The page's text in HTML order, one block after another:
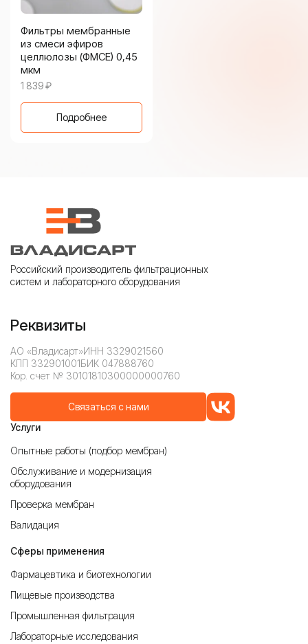
Фильтры мембранные
из смеси эфиров
целлюлозы (ФМСЕ) 0,45
мкм
1 839₽
Подробнее
Российский производитель фильтрационных
систем и лабораторного оборудования
Реквизиты
АО «Владисарт»ИНН 3329021560
КПП 332901001БИК 047888760
Кор. счет № 30101810300000000760
Связаться с нами
Услуги
Опытные работы (подбор мембран)
Обслуживание и модернизация
оборудования
Проверка мембран
Валидация
Сферы применения
Фармацевтика и биотехнологии
Пищевые производства
Промышленная фильтрация
Лабораторные исследования